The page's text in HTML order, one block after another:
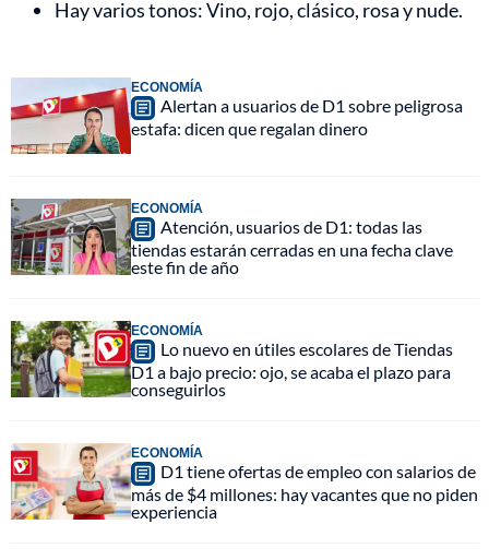
Hay varios tonos: Vino, rojo, clásico, rosa y nude.
ECONOMÍA
Alertan a usuarios de D1 sobre peligrosa
estafa: dicen que regalan dinero
ECONOMÍA
Atención, usuarios de D1: todas las
tiendas estarán cerradas en una fecha clave
este fin de año
ECONOMÍA
Lo nuevo en útiles escolares de Tiendas
D1 a bajo precio: ojo, se acaba el plazo para
conseguirlos
ECONOMÍA
D1 tiene ofertas de empleo con salarios de
más de $4 millones: hay vacantes que no piden
experiencia